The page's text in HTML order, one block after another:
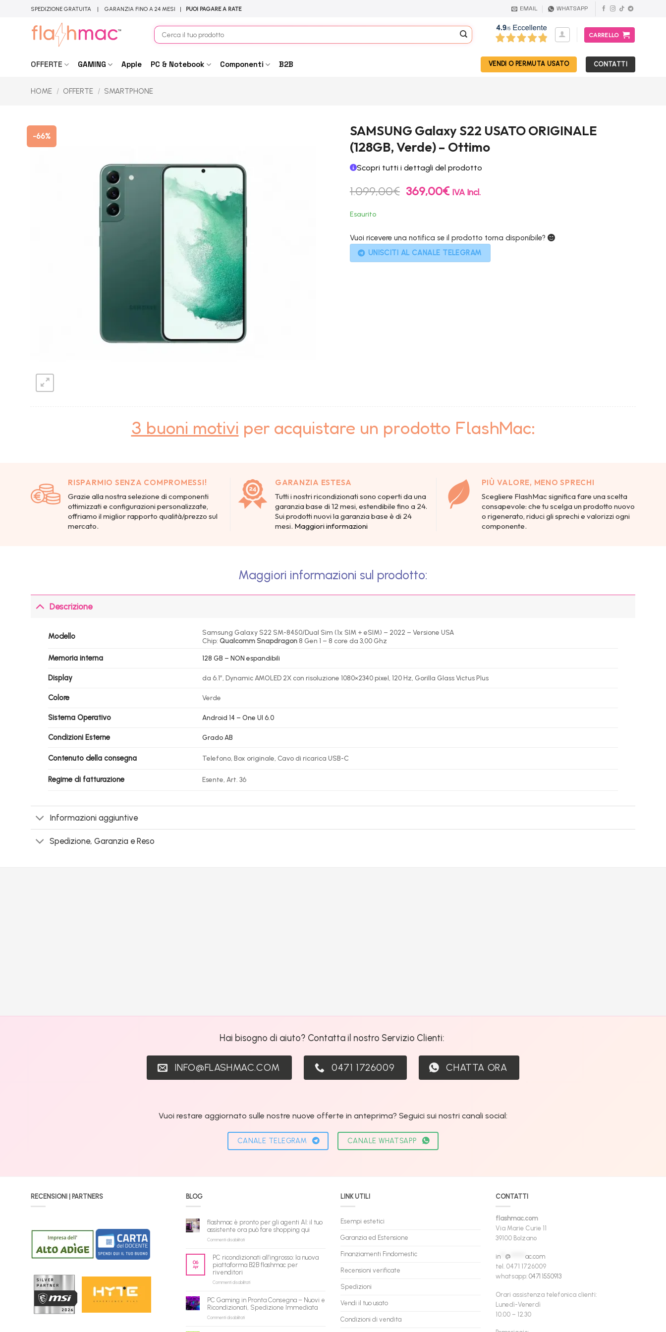
SPEDIZIONE GRATUITA | GARANZIA FINO A 24 MESI | PUOI PAGARE A RATE EMAIL WHATSAPP
Cerca:
CARRELLO
OFFERTE GAMING Apple PC & Notebook Componenti B2B VENDI O PERMUTA USATO CONTATTI
HOME / OFFERTE / SMARTPHONE
-66%
SAMSUNG Galaxy S22 USATO ORIGINALE
(128GB, Verde) – Ottimo
Scopri tutti i dettagli del prodotto
1.099,00€ Il
prezzo
1.099,00€.
369,00€Il
prezzo
369,00€.
IVA Incl.
Esaurito
Vuoi ricevere una notifica se il prodotto torna disponibile?
UNISCITI AL CANALE TELEGRAM
3 buoni motivi per acquistare un prodotto FlashMac:
RISPARMIO SENZA COMPROMESSI!
Grazie alla nostra selezione di componenti
ottimizzati e configurazioni personalizzate,
offriamo il miglior rapporto qualità/prezzo sul
mercato.
GARANZIA ESTESA
Tutti i nostri ricondizionati sono coperti da una
garanzia base di 12 mesi, estendibile fino a 24.
Sui prodotti nuovi la garanzia base è di 24
mesi. Maggiori informazioni
PIÙ VALORE, MENO SPRECHI
Scegliere FlashMac significa fare una scelta
consapevole: che tu scelga un prodotto nuovo
o rigenerato, riduci gli sprechi e valorizzi ogni
componente.
Maggiori informazioni sul prodotto:
Descrizione
Modello
Samsung Galaxy S22 SM-8450/Dual Sim (1x SIM + eSIM) – 2022 – Versione USA
Chip: Qualcomm Snapdragon8 Gen 1 – 8 core da 3,00 Ghz
Memoria interna 128 GB – NON espandibili
Display da 6.1″, Dynamic AMOLED 2X con risoluzione 1080×2340 pixel, 120 Hz, Gorilla Glass Victus Plus
Colore Verde
Sistema Operativo Android 14 – One UI 6.0
Condizioni Esterne Grado AB
Contenuto della consegna Telefono, Box originale, Cavo di ricarica USB-C
Regime di fatturazione Esente, Art. 36
Informazioni aggiuntive
Spedizione, Garanzia e Reso
Hai bisogno di aiuto? Contatta il nostro Servizio Clienti:
INFO@FLASHMAC.COM 0471 1726009 CHATTA ORA
Vuoi restare aggiornato sulle nostre nuove offerte in anteprima? Seguici sui nostri canali social:
CANALE TELEGRAM CANALE WHATSAPP
RECENSIONI | PARTNERS BLOG
flashmac è pronto per gli agenti AI: il tuo
assistente ora può fare shopping qui
Commenti disabilitatisu
pronto
per
agenti
tuo
assistente
06
Apr
PC ricondizionati all’ingrosso: la nuova
piattaforma B2B flashmac per
rivenditori
Commenti disabilitatisu
all’ingrosso:
la
PC Gaming in Pronta Consegna – Nuovi e
Ricondizionati, Spedizione Immediata
Commenti disabilitatisu
LINK UTILI
Esempi estetici
Garanzia ed Estensione
Finanziamenti Findomestic
Recensioni verificate
Spedizioni
Vendi il tuo usato
Condizioni di vendita
CONTATTI
flashmac.com
Via Marie Curie 11
39100 Bolzano
in** @****** ac.com
tel. 0471 1726009
whatsapp: 0471 1550913
Orari assistenza telefonica clienti:
Lunedì-Venerdì
10.00 – 12.30